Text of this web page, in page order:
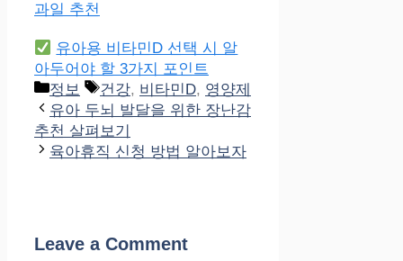
과일 추천
유아용 비타민D 선택 시 알
아두어야 할 3가지 포인트
Categories
정보 Tags
건강, 비타민D, 영양제
유아 두뇌 발달을 위한 장난감
추천 살펴보기
육아휴직 신청 방법 알아보자
Leave a Comment